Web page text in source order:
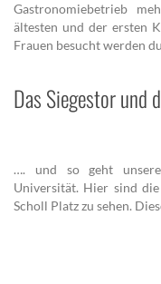
Gastronomiebetrieb
ältesten und der ersten
Frauen besucht werden
Das Siegestor und
…. und so geht
Universität. Hier sind die
Scholl Platz zu sehen.